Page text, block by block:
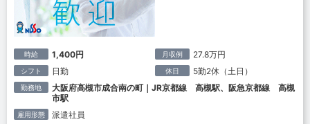
時給 1,400円 月収例 27.8万円
シフト 日勤 休日 5勤2休（土日）
勤務地
大阪府高槻市成合南の町｜JR京都線 高槻駅、阪急京都線 高槻
市駅
雇用形態 派遣社員